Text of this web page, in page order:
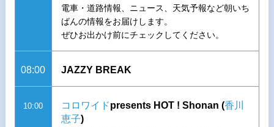
電車・道路情報、ニュース、天気予報など朝いち
ばんの情報をお届けします。
ぜひお出かけ前にチェックしてください。
08:00 JAZZY BREAK
10:00 コロワイドpresents HOT ! Shonan (香川
恵子)